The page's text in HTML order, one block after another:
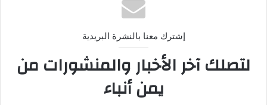
إشترك معنا بالنشرة البريدية
لتصلك آخر الأخبار والمنشورات من
يمن أنباء